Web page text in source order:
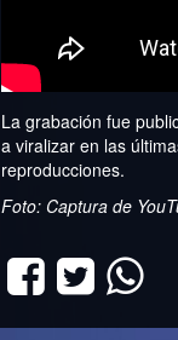
La grabación fue
a viralizar en las
reproducciones.
Foto: Captura de